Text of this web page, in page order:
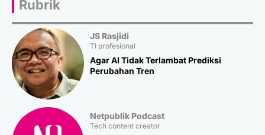
Rubrik
JS Rasjidi
TI profesional
Agar AI Tidak Terlambat Prediksi
Perubahan Tren
Netpublik Podcast
Tech content creator